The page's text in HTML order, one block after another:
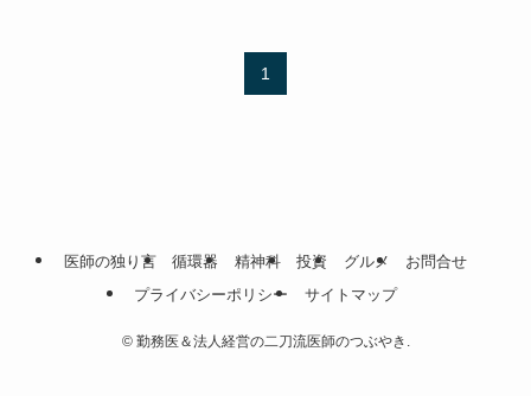
1
医師の独り言 循環器 精神科 投資 グルメ
お問合せ
プライバシーポリシー
サイトマップ
©勤務医＆法人経営の二刀流医師のつぶやき.